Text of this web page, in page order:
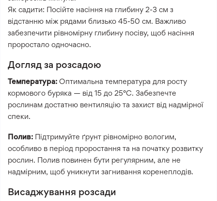
Як садити: Посійте насіння на глибину 2-3 см з
відстанню між рядами близько 45-50 см. Важливо
забезпечити рівномірну глибину посіву, щоб насіння
проростало одночасно.
Догляд за розсадою
Температура: Оптимальна температура для росту
кормового буряка — від 15 до 25°C. Забезпечте
рослинам достатню вентиляцію та захист від надмірної
спеки.
Полив: Підтримуйте ґрунт рівномірно вологим,
особливо в період проростання та на початку розвитку
рослин. Полив повинен бути регулярним, але не
надмірним, щоб уникнути загнивання коренеплодів.
Висаджування розсади